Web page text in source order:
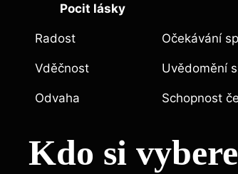
Pocit lásky
Radost Očekávání
Vděčnost Uvědomění
Odvaha Schopnost
Kdo si